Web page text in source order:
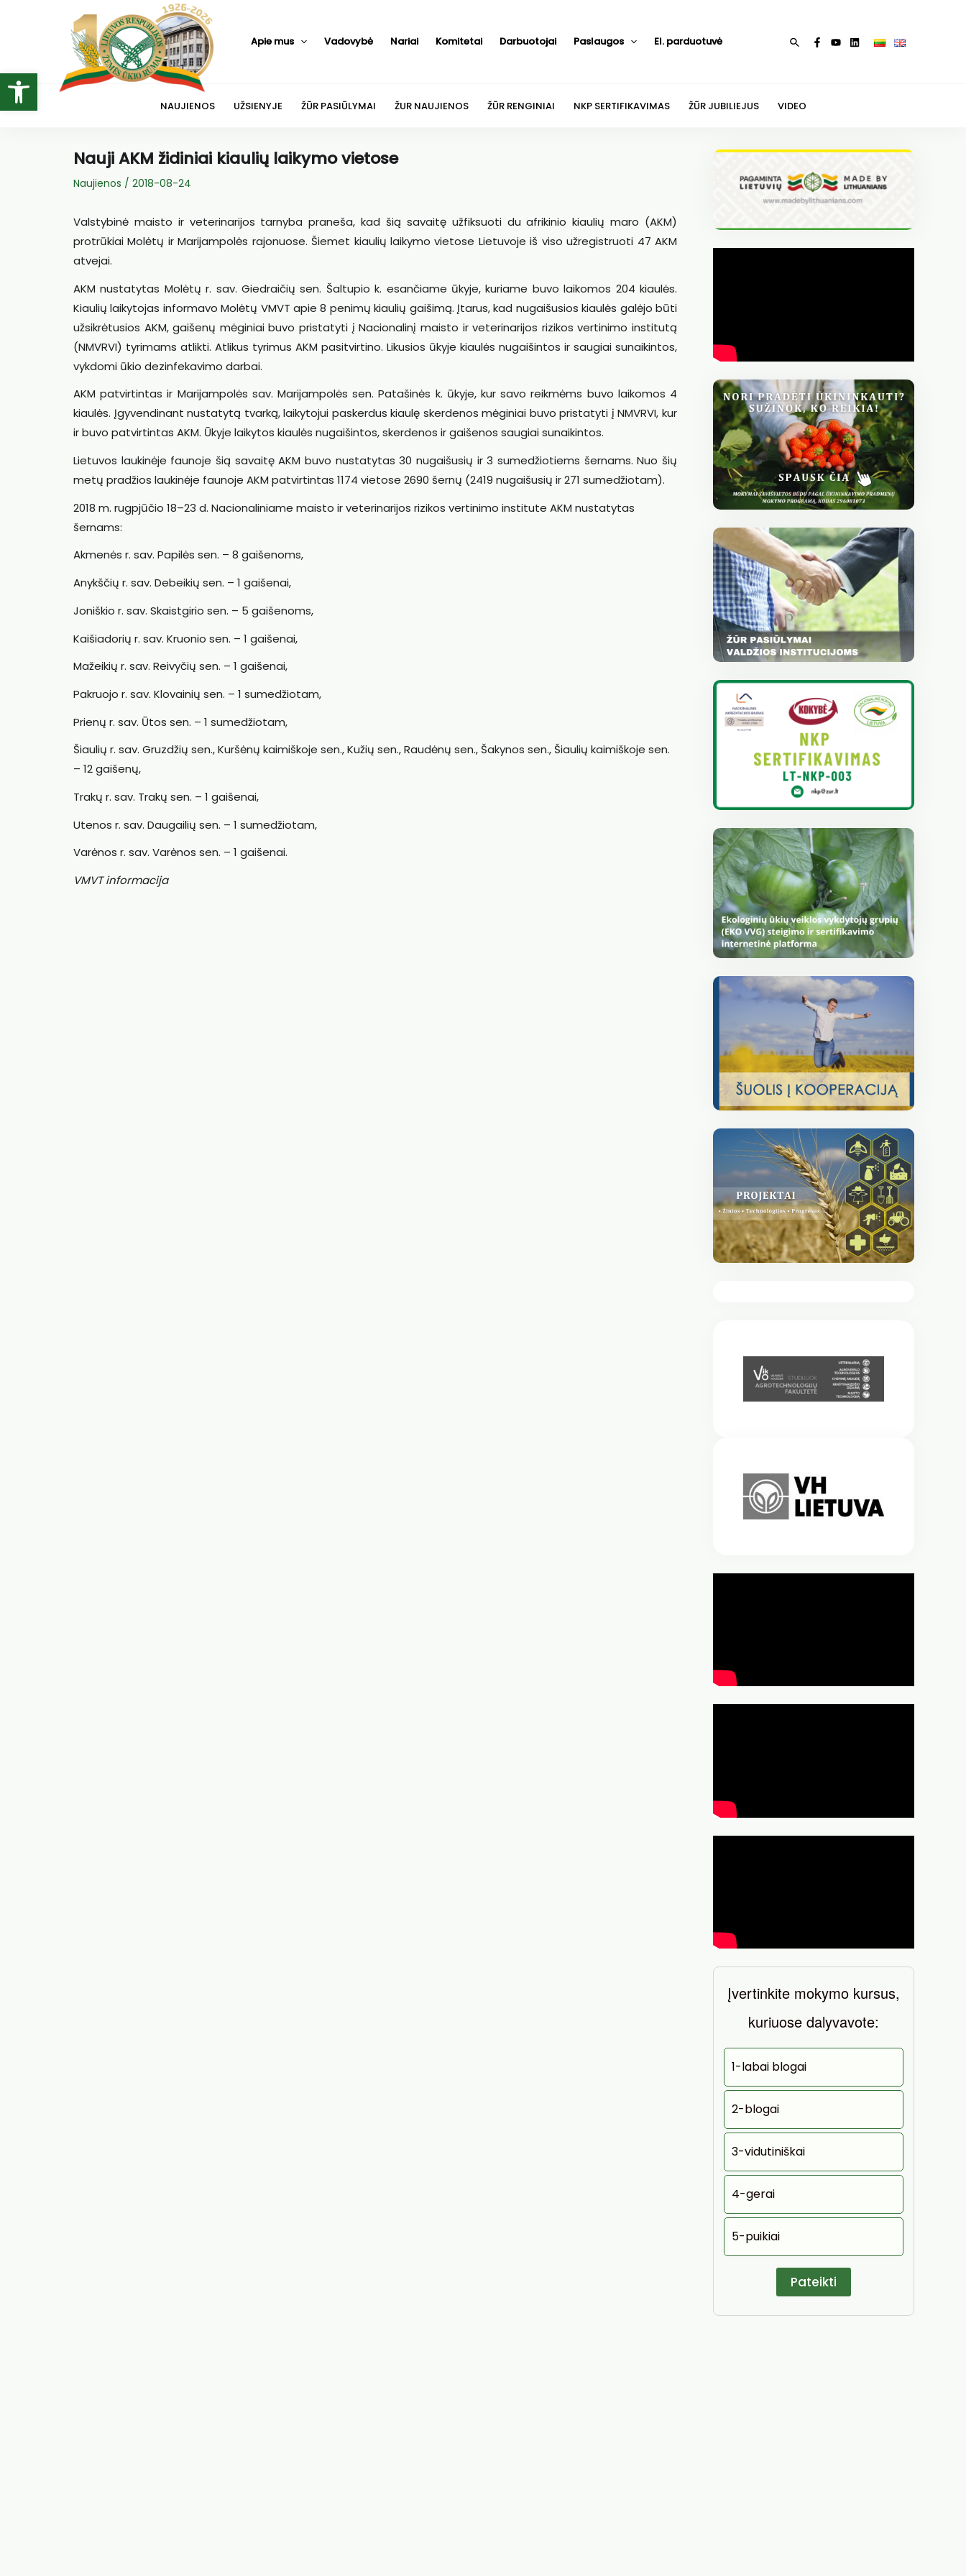
Open toolbar
Apie mus Vadovybė Nariai Komitetai Darbuotojai Paslaugos El. parduotuvė Paieška
NAUJIENOS UŽSIENYJE ŽŪR PASIŪLYMAI ŽUR NAUJIENOS ŽŪR RENGINIAI NKP SERTIFIKAVIMAS ŽŪR JUBILIEJUS VIDEO
Nauji AKM židiniai kiaulių laikymo vietose
Naujienos / 2018-08-24
Valstybinė maisto ir veterinarijos tarnyba praneša, kad šią savaitę užfiksuoti du afrikinio kiaulių maro (AKM)
protrūkiai Molėtų ir Marijampolės rajonuose. Šiemet kiaulių laikymo vietose Lietuvoje iš viso užregistruoti 47 AKM
atvejai.
AKM nustatytas Molėtų r. sav. Giedraičių sen. Šaltupio k. esančiame ūkyje, kuriame buvo laikomos 204 kiaulės.
Kiaulių laikytojas informavo Molėtų VMVT apie 8 penimų kiaulių gaišimą. Įtarus, kad nugaišusios kiaulės galėjo būti
užsikrėtusios AKM, gaišenų mėginiai buvo pristatyti į Nacionalinį maisto ir veterinarijos rizikos vertinimo institutą
(NMVRVI) tyrimams atlikti. Atlikus tyrimus AKM pasitvirtino. Likusios ūkyje kiaulės nugaišintos ir saugiai sunaikintos,
vykdomi ūkio dezinfekavimo darbai.
AKM patvirtintas ir Marijampolės sav. Marijampolės sen. Patašinės k. ūkyje, kur savo reikmėms buvo laikomos 4
kiaulės. Įgyvendinant nustatytą tvarką, laikytojui paskerdus kiaulę skerdenos mėginiai buvo pristatyti į NMVRVI, kur
ir buvo patvirtintas AKM. Ūkyje laikytos kiaulės nugaišintos, skerdenos ir gaišenos saugiai sunaikintos.
Lietuvos laukinėje faunoje šią savaitę AKM buvo nustatytas 30 nugaišusių ir 3 sumedžiotiems šernams. Nuo šių
metų pradžios laukinėje faunoje AKM patvirtintas 1174 vietose 2690 šernų (2419 nugaišusių ir 271 sumedžiotam).
2018 m. rugpjūčio 18–23 d. Nacionaliniame maisto ir veterinarijos rizikos vertinimo institute AKM nustatytas
šernams:
Akmenės r. sav. Papilės sen. – 8 gaišenoms,
Anykščių r. sav. Debeikių sen. – 1 gaišenai,
Joniškio r. sav. Skaistgirio sen. – 5 gaišenoms,
Kaišiadorių r. sav. Kruonio sen. – 1 gaišenai,
Mažeikių r. sav. Reivyčių sen. – 1 gaišenai,
Pakruojo r. sav. Klovainių sen. – 1 sumedžiotam,
Prienų r. sav. Ūtos sen. – 1 sumedžiotam,
Šiaulių r. sav. Gruzdžių sen., Kuršėnų kaimiškoje sen., Kužių sen., Raudėnų sen., Šakynos sen., Šiaulių kaimiškoje sen.
– 12 gaišenų,
Trakų r. sav. Trakų sen. – 1 gaišenai,
Utenos r. sav. Daugailių sen. – 1 sumedžiotam,
Varėnos r. sav. Varėnos sen. – 1 gaišenai.
VMVT informacija
Įvertinkite mokymo kursus,
kuriuose dalyvavote:
1-labai blogai
2-blogai
3-vidutiniškai
4-gerai
5-puikiai